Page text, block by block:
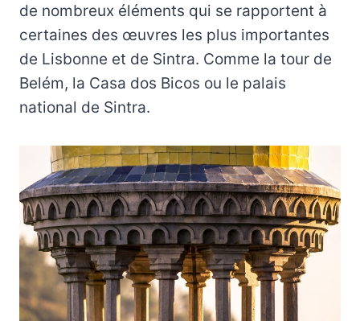
de nombreux éléments qui se rapportent à
certaines des œuvres les plus importantes
de Lisbonne et de Sintra. Comme la tour de
Belém, la Casa dos Bicos ou le palais
national de Sintra.